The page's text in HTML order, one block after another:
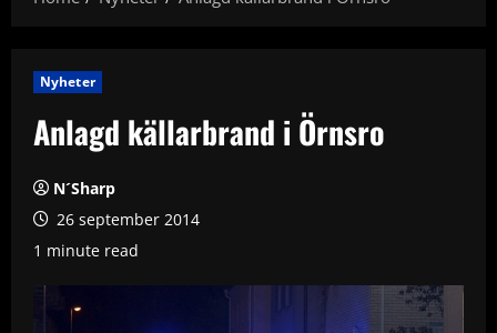
Nyheter
Anlagd källarbrand i Örnsro
N´Sharp
26 september 2014
1 minute read